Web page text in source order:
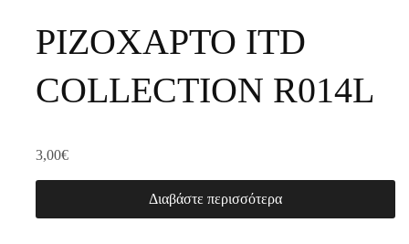
ΡΙΖΟΧΑΡΤΟ ITD
COLLECTION R014L
3,00€
Διαβάστε περισσότερα